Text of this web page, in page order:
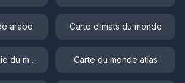
arabe Carte climats du monde
Carte géographie du monde Carte du monde atlas